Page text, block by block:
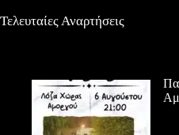
Τελευταίες Αναρτήσεις